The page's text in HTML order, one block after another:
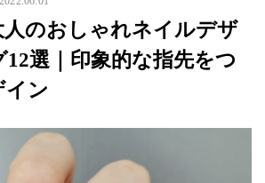
人のおしゃれネイルデザ
選｜印象的な指先をつ
イン